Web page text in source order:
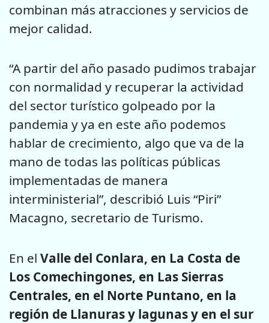
combinan más atracciones y servicios de
mejor calidad.
“A partir del año pasado pudimos trabajar
con normalidad y recuperar la actividad
del sector turístico golpeado por la
pandemia y ya en este año podemos
hablar de crecimiento, algo que va de la
mano de todas las políticas públicas
implementadas de manera
interministerial”, describió Luis “Piri”
Macagno, secretario de Turismo.
En el Valle del Conlara, en La Costa de
Los Comechingones, en Las Sierras
Centrales, en el Norte Puntano, en la
región de Llanuras y lagunas y en el sur